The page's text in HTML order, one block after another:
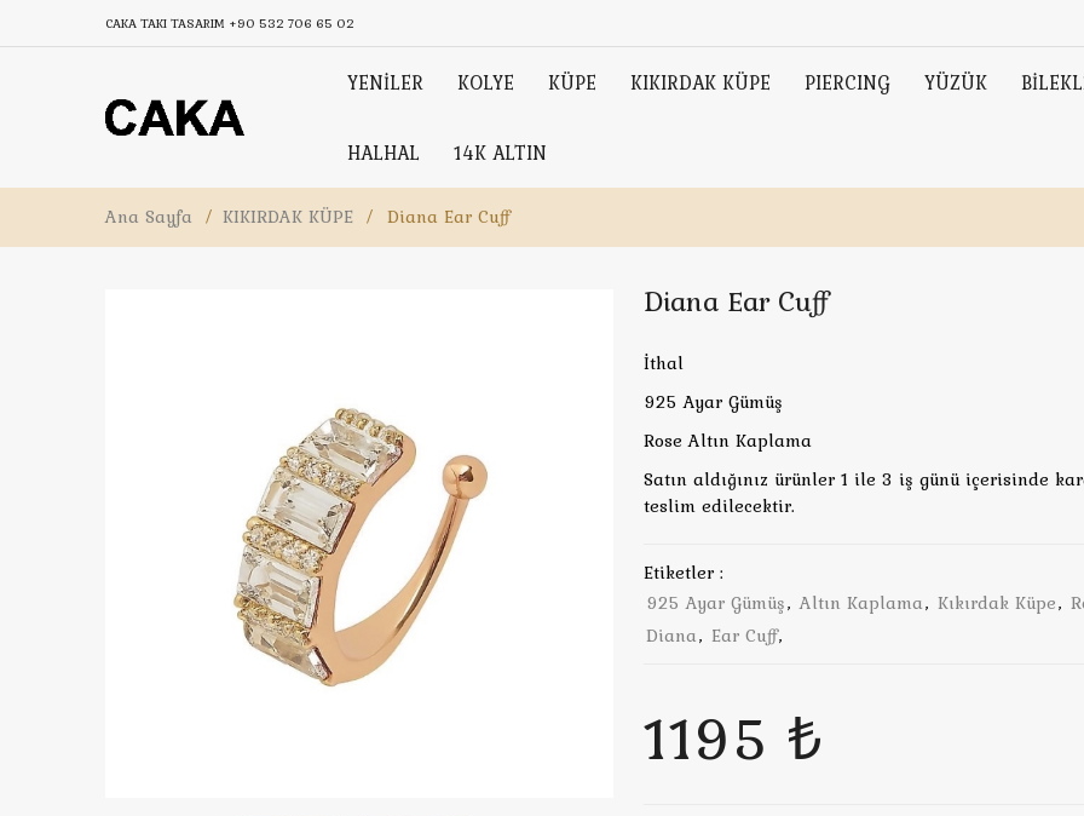
CAKA TAKI TASARIM +90 532 706 65 02
YENİLER KOLYE KÜPE KIKIRDAK KÜPE PIERCING YÜZÜK
HALHAL 14K ALTIN
Ana Sayfa / KIKIRDAK KÜPE / Diana Ear Cuff
Diana Ear Cuff
İthal
925 Ayar Gümüş
Rose Altın Kaplama
Satın aldığınız ürünler 1 ile 3 iş günü içerisinde
teslim edilecektir.
Etiketler :
925 Ayar Gümüş, Altın Kaplama, Kıkırdak Küpe,
Diana, Ear Cuff,
1195 ₺